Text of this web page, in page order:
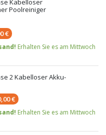
Kabelloser
Poolreiniger
€
Erhalten Sie es am Mittwoch
2 Kabelloser Akku-
€
Erhalten Sie es am Mittwoch